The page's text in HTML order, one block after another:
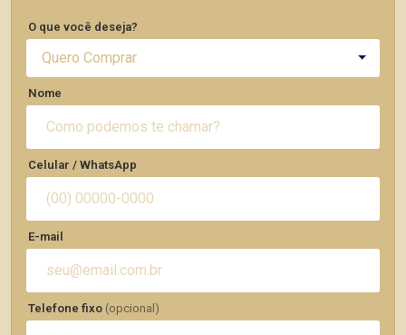
O que você deseja?
Quero Comprar
Nome
Celular / WhatsApp
E-mail
Telefone fixo (opcional)